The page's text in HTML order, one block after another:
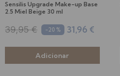
Sensilis Upgrade Make-up Base
2.5 Miel Beige 30 ml
39,95 € -20 % 31,96 €